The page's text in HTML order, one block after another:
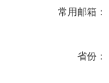
常用邮箱：
省份：